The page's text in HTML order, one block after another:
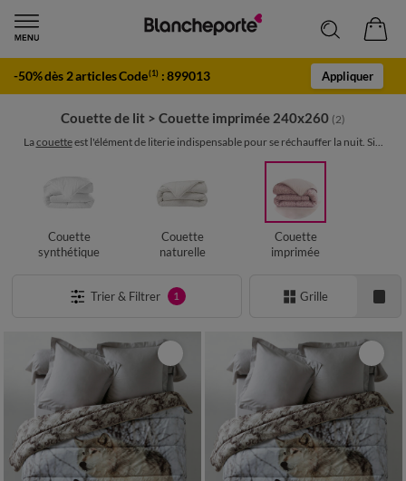
-50% dès 2 articles Code(1) :899013 Appliquer
Couette de lit > Couette imprimée 240x260 (2)
Lacouetteest l'élément de literie indispensable pour se réchauffer la nuit. Si...
Couette
synthétique
Couette
naturelle
Couette
imprimée
Trier & Filtrer 1 Grille